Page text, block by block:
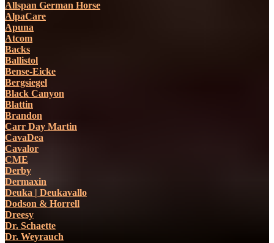
Allspan German Horse
AlpaCare
Apuna
Atcom
Backs
Ballistol
Bense-Eicke
Bergsiegel
Black Canyon
Blattin
Brandon
Carr Day Martin
CavaDea
Cavalor
CME
Derby
Dermaxin
Deuka | Deukavallo
Dodson & Horrell
Dreesy
Dr. Schaette
Dr. Weyrauch